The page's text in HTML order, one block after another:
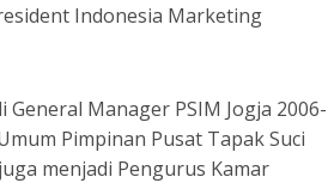
Indonesia Marketing
Manager PSIM Jogja 2006-
Pimpinan Pusat Tapak Suci
menjadi Pengurus Kamar